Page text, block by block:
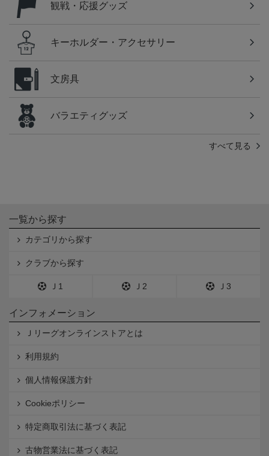
観戦・応援グッズ
キーホルダー・アクセサリー
文房具
バラエティグッズ
すべて見る
一覧から探す
カテゴリから探す
クラブから探す
Ｊ1 Ｊ2 Ｊ3
インフォメーション
Ｊリーグオンラインストアとは
利用規約
個人情報保護方針
Cookieポリシー
特定商取引法に基づく表記
古物営業法に基づく表記